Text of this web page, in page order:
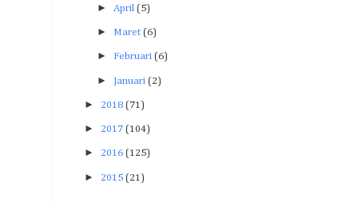
► April (5)
► Maret (6)
► Februari (6)
► Januari (2)
► 2018 (71)
► 2017 (104)
► 2016 (125)
► 2015 (21)